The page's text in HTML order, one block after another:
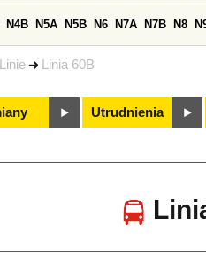
Linie Linia 60B
N4B N5A N5B N6 N7A N7B N8
Utrudnienia